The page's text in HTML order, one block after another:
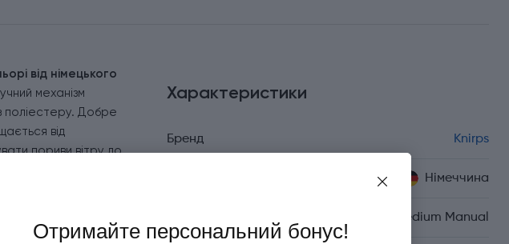
від німецького
механізм
поліестеру. Добре
від
пориви вітру до
у рюкзаку
зап'ястку або для
Характеристики
Бренд Knirps
Німеччина
A.050 Medium Manual
Отримайте персональний бонус!